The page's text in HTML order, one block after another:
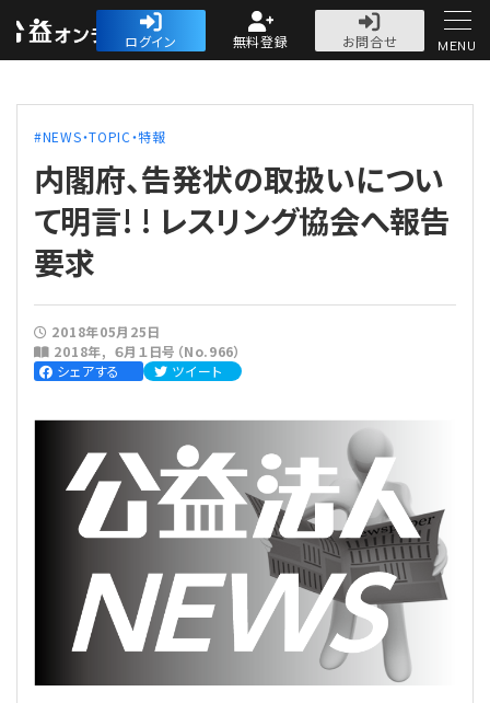
公益・一般法人オ
ログイン 無料登録
お問合せ
人気記事
法人運営
評議員会・社員総会
理事・監事
評議員
登記関連
会計・税務
定期提出書類
会計処理
税務
労務
労務管理
給与計算
法改正-労務
利益相反取引
個人情報
資産運用
連載
【連載】公益法人制度のリアル
MENU
NEWS・TOPIC・特報
内閣府、告発状の取扱いについ
て明言! ! レスリング協会へ報告
要求
2018年05月25日
2018年
６月１日号（No.966）
シェアする
ツイート